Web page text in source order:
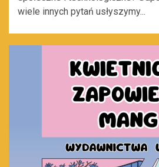
wiele innych pytań usłyszymy...